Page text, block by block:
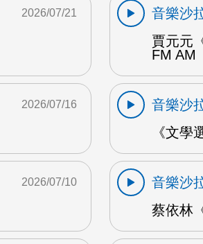
2026/07/21
音樂沙
賈元元
FM AM
2026/07/16
音樂沙
《文學
2026/07/10
音樂沙
蔡依林